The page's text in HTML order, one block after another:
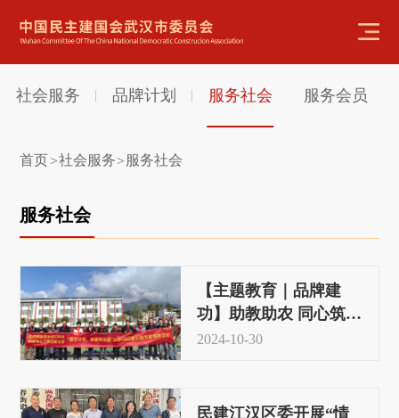
社会服务 品牌计划 服务社会 服务会员
首页>社会服务> 服务社会
服务社会
【主题教育｜品牌建
功】助教助农 同心筑梦
——民建洪山区工委赴
2024-10-30
民建江汉区委开展“情